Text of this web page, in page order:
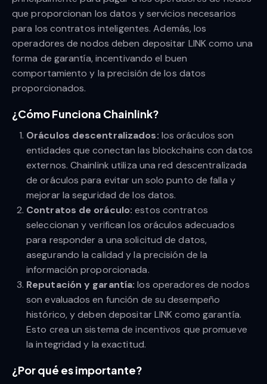
que proporcionan los datos y servicios necesarios
para los contratos inteligentes. Además, los
operadores de nodos deben depositar LINK como una
forma de garantía, incentivando el buen
comportamiento y la precisión de los datos
proporcionados.
¿Cómo Funciona Chainlink?
Oráculos descentralizados: los oráculos son
entidades que conectan las blockchains con datos
externos. Chainlink utiliza una red descentralizada
de oráculos para evitar un solo punto de falla y
mejorar la seguridad de los datos.
Contratos de oráculo: estos contratos
seleccionan y verifican los oráculos adecuados
para responder a una solicitud de datos,
asegurando la calidad y la precisión de la
información proporcionada.
Reputación y garantía: los operadores de nodos
son evaluados en función de su desempeño
histórico, y deben depositar LINK como garantía.
Esto crea un sistema de incentivos que promueve
la integridad y la exactitud.
¿Por qué es importante?